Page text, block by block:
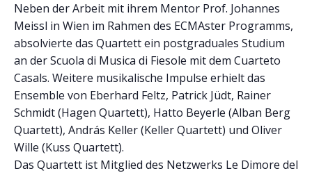
Neben der Arbeit mit ihrem Mentor Prof. Johannes
Meissl in Wien im Rahmen des ECMAster Programms,
absolvierte das Quartett ein postgraduales Studium
an der Scuola di Musica di Fiesole mit dem Cuarteto
Casals. Weitere musikalische Impulse erhielt das
Ensemble von Eberhard Feltz, Patrick Jüdt, Rainer
Schmidt (Hagen Quartett), Hatto Beyerle (Alban Berg
Quartett), András Keller (Keller Quartett) und Oliver
Wille (Kuss Quartett).
Das Quartett ist Mitglied des Netzwerks Le Dimore del